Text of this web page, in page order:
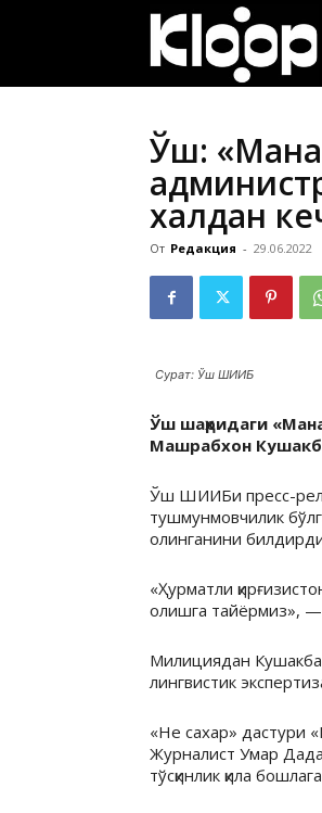
Ўш:
халқдан
От Редакция - 29.06.2022
Сурат: Ўш ШИИБ
Ўш шаҳридаги
Машрабхон
Ўш ШИИБи пресс-
тушмунмовчилик
олинганини
«Ҳурматли
олишга тайёрмиз», —
Милициядан
лингвистик
«Не сахар» дастури
Журналист Умар
тўсқинлик қила